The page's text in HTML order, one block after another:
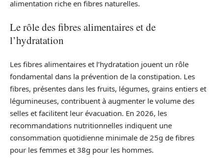
alimentation riche en fibres naturelles.
Le rôle des fibres alimentaires et de
l’hydratation
Les fibres alimentaires et l’hydratation jouent un rôle
fondamental dans la prévention de la constipation. Les
fibres, présentes dans les fruits, légumes, grains entiers et
légumineuses, contribuent à augmenter le volume des
selles et facilitent leur évacuation. En 2026, les
recommandations nutritionnelles indiquent une
consommation quotidienne minimale de 25g de fibres
pour les femmes et 38g pour les hommes.